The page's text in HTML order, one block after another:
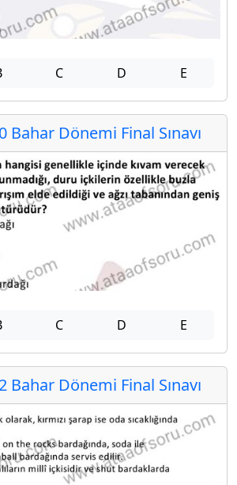
C D E
Bahar Dönemi Final Sınavı
C D E
Bahar Dönemi Final Sınavı